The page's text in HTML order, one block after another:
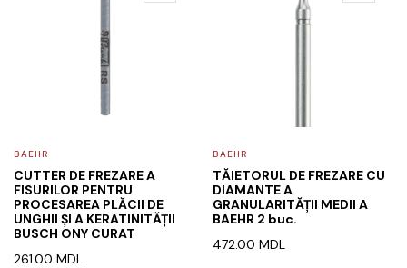
BAEHR
CUTTER DE FREZARE A
FISURILOR PENTRU
PROCESAREA PLĂCII DE
UNGHII ȘI A KERATINITĂȚII
BUSCH ONY CURAT
261.00 MDL
BAEHR
TĂIETORUL DE FREZARE CU
DIAMANTE A
GRANULARITĂȚII MEDII A
BAEHR 2 buc.
472.00 MDL